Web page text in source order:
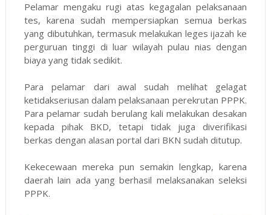
Pelamar mengaku rugi atas kegagalan pelaksanaan
tes, karena sudah mempersiapkan semua berkas
yang dibutuhkan, termasuk melakukan leges ijazah ke
perguruan tinggi di luar wilayah pulau nias dengan
biaya yang tidak sedikit.
Para pelamar dari awal sudah melihat gelagat
ketidakseriusan dalam pelaksanaan perekrutan PPPK.
Para pelamar sudah berulang kali melakukan desakan
kepada pihak BKD, tetapi tidak juga diverifikasi
berkas dengan alasan portal dari BKN sudah ditutup.
Kekecewaan mereka pun semakin lengkap, karena
daerah lain ada yang berhasil melaksanakan seleksi
PPPK.